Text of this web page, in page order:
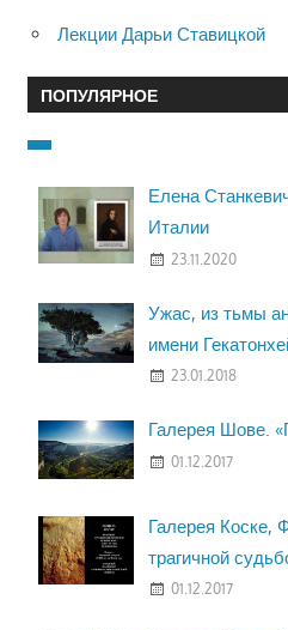
Лекции Дарьи Ставицкой
ПОПУЛЯРНОЕ
Елена
Италии
23.11.2020
Ужас, из тьмы
имени
23.01.2018
Галерея Шове.
01.12.2017
Галерея Коске,
трагичной
01.12.2017